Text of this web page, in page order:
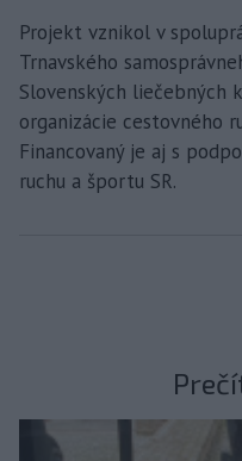
Projekt vznikol v
Trnavského
Slovenských liečebných
organizácie cestovného
Financovaný je aj s
ruchu a športu SR.